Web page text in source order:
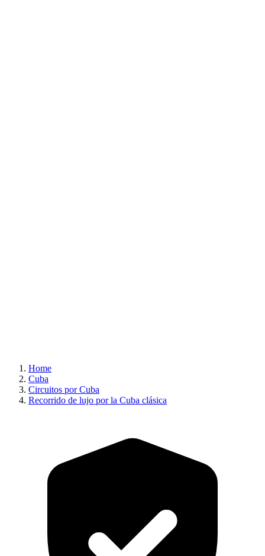
Home
Cuba
Circuitos por Cuba
Recorrido de lujo por la Cuba clásica